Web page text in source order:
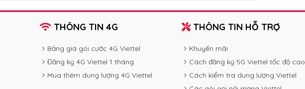
THÔNG TIN 4G
Bảng giá gói cước 4G Viettel
Đăng ký 4G Viettel 1 tháng
Mua thêm dung lượng 4G Viettel
THÔNG TIN HỖ TRỢ
Khuyến mãi
Cách đăng ký 5G Viettel tốc độ cao
Cách kiểm tra dung lượng Viettel